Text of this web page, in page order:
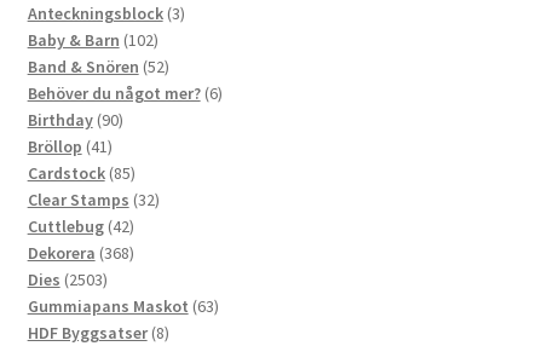
produkter
Anteckningsblock 33
Baby & Barn 102102
produkter
Band & Snören 5252
produkter
Behöver du något mer? 66
Birthday 9090
Bröllop 4141
produkter
Cardstock 8585
produkter
Clear Stamps 3232
Cuttlebug 4242
produkter
Dekorera 368368
Dies 25032503
produkter
Gummiapans Maskot 6363
HDF Byggsatser 88